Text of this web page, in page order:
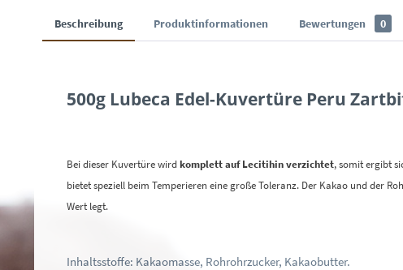
Beschreibung Produktinformationen Bewertungen 0
500g Lubeca Edel-Kuvertüre Peru
Bei dieser Kuvertüre wirdkomplett auf Lecitihin verzichtet, somit ergibt
bietet speziell beim Temperieren eine große Toleranz. Der Kakao und der
Wert legt.
Inhaltsstoffe: Kakaomasse, Rohrohrzucker, Kakaobutter.